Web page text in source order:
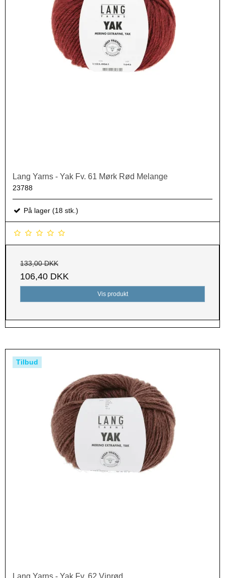
Lang Yarns - Yak Fv. 61 Mørk Rød Melange
23788
På lager (18 stk.)
133,00 DKK
106,40 DKK
Vis produkt
Tilbud